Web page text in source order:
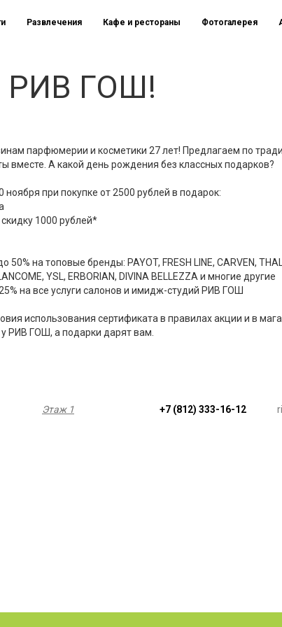
Развлечения Кафе и рестораны Фотогалерея
ГОШ!
парфюмерии и косметики 27 лет! Предлагаем по
вместе. А какой день рождения без классных подарков?
ноября при покупке от 2500 рублей в подарок:
1000 рублей*
50% на топовые бренды: PAYOT, FRESH LINE, CARVEN,
YSL, ERBORIAN, DIVINA BELLEZZA и многие другие
на все услуги салонов и имидж-студий РИВ ГОШ
использования сертификата в правилах акции и в
РИВ ГОШ, а подарки дарят вам.
Этаж 1 +7 (812) 333-16-12